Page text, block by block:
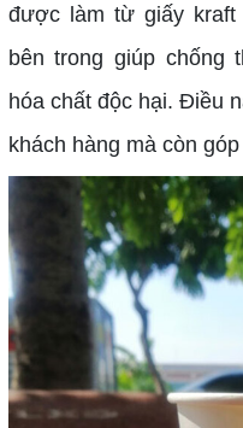
được làm từ giấy
bên trong giúp chống
hóa chất độc hại. Điều
khách hàng mà còn